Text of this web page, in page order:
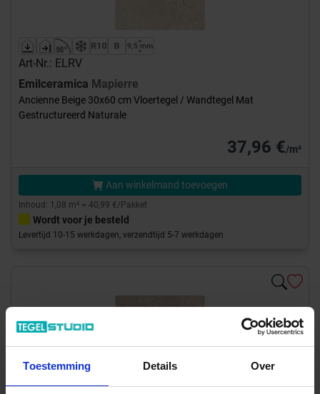
Toestemming Details Over
Art-Nr.: ELRV
Emilceramica Mapierre
Ancienne Beige 30x60 cm Vloertegel / Wandtegel Mat
Gestructureerd Naturale
37,96 €/m²
Aan winkelmand toevoegen
Inhoud: 1,08 m² = 40,99 €/Pakket
Wordt voor je besteld
Levertijd 10-15 werkdagen, verzendtijd 5-7 werkdagen